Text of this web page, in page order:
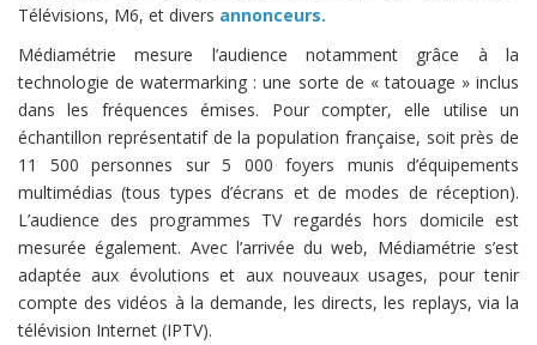
Télévisions, M6, et divers annonceurs.
Médiamétrie mesure l’audience notamment grâce à la
technologie de watermarking : une sorte de « tatouage » inclus
dans les fréquences émises. Pour compter, elle utilise un
échantillon représentatif de la population française, soit près de
11 500 personnes sur 5 000 foyers munis d’équipements
multimédias (tous types d’écrans et de modes de réception).
L’audience des programmes TV regardés hors domicile est
mesurée également. Avec l’arrivée du web, Médiamétrie s’est
adaptée aux évolutions et aux nouveaux usages, pour tenir
compte des vidéos à la demande, les directs, les replays, via la
télévision Internet (IPTV).